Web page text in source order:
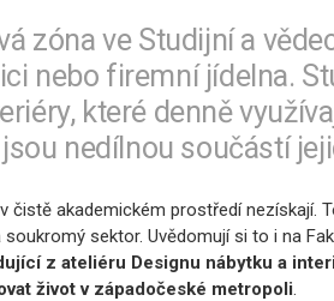
zóna ve Studijní a
nebo firemní jídelna.
které denně
nedílnou součástí
čistě akademickém prostředí nezískají.
sektor. Uvědomují si to i na
z ateliéru Designu nábytku a
život v západočeské metropoli